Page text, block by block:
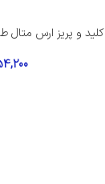
کلید و پریز ارس متال